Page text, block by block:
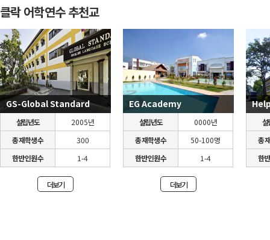
클락 어학연수 추천교
GS-Global Standard
설립년도
2005년
총 재학생 수
300
한반 인원 수
1-4
더보기
EG Academy
설립년도
0000년
총 재학생 수
50-100명
한반 인원 수
1-4
더보기
설
총
한